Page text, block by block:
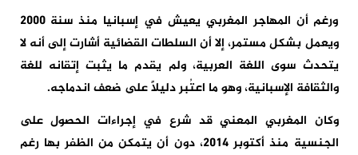
ورغم أن المهاجر المغربي يعيش في إسبانيا منذ سنة 2000
ويعمل بشكل مستمر، إلا أن السلطات القضائية أشارت إلى أنه لا
يتحدث سوى اللغة العربية، ولم يقدم ما يثبت إتقانه للغة
والثقافة الإسبانية، وهو ما اعتُبر دليلاً على ضعف اندماجه.
وكان المغربي المعني قد شرع في إجراءات الحصول على
الجنسية منذ أكتوبر 2014، دون أن يتمكن من الظفر بها رغم